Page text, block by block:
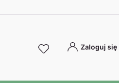
Zaloguj się